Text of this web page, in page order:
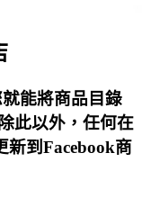
能將商品目錄
此以外，任何在
新到Facebook商